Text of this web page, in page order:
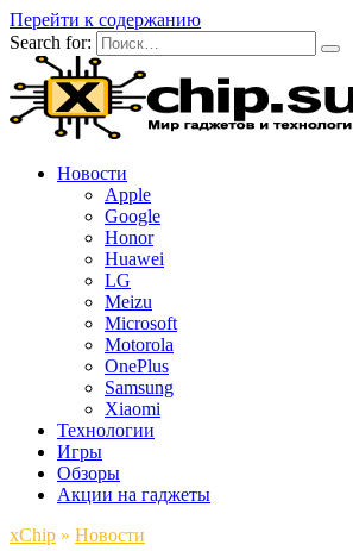
Перейти к содержанию
Search for:
Новости
Apple
Google
Honor
Huawei
LG
Meizu
Microsoft
Motorola
OnePlus
Samsung
Xiaomi
Технологии
Игры
Обзоры
Акции на гаджеты
xСhip » Новости